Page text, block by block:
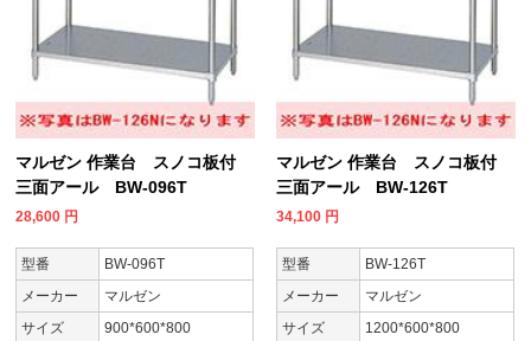
マルゼン 作業台 スノコ板付
三面アール BW-096T
28,600 円
型番
BW-096T
メーカー
マルゼン
サイズ
900*600*800
マルゼン 作業台 スノコ板付
三面アール BW-126T
34,100 円
型番
BW-126T
メーカー
マルゼン
サイズ
1200*600*800